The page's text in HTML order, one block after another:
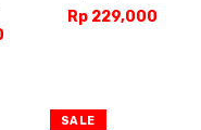
Rp 229,000
SALE